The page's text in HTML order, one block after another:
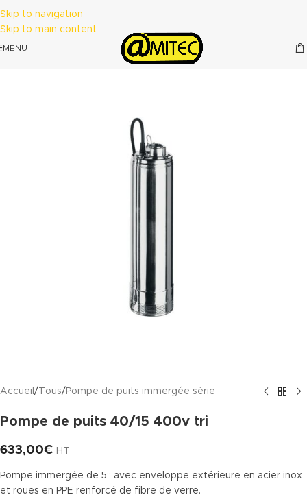
Skip to navigation
Skip to main content
MENU
Accueil / Tous/ Pompe de puits immergée série
Pompe de puits 40/15 400v tri
633,00€ HT
Pompe immergée de 5” avec enveloppe extérieure en acier inox
et roues en PPE renforcé de fibre de verre.